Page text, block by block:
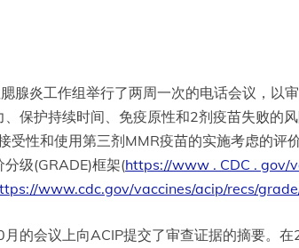
腺炎工作组举行了两周一次的电话会议，以
保护持续时间、免疫原性和2剂疫苗失败的
受性和使用第三剂MMR疫苗的实施考虑的
级(GRADE)框架(https://www . CDC . gov/
www.cdc.gov/vaccines/acip/recs/
会议上向ACIP提交了审查证据的摘要。